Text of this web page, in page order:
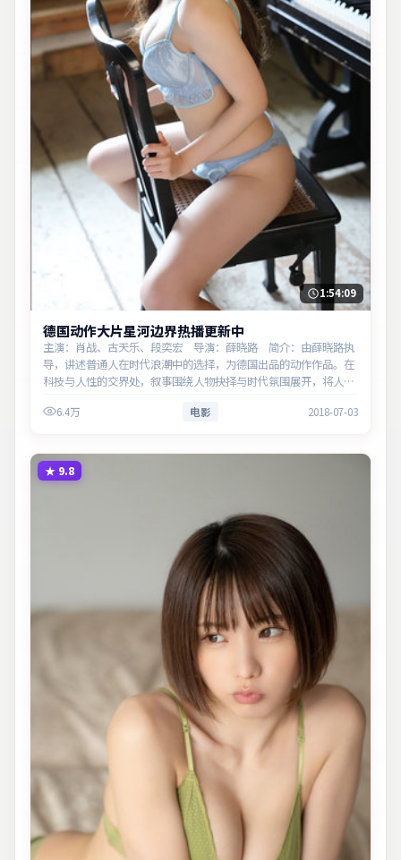
1:54:09
德国动作大片星河边界热播更新中
主演：肖战、古天乐、段奕宏 导演：薛晓路 简介：由薛晓路执
导，讲述普通人在时代浪潮中的选择，为德国出品的动作作品。在
科技与人性的交界处，叙事围绕人物抉择与时代氛围展开，将人物
性与现实…
6.4万 电影 2018-07-03
★ 9.8